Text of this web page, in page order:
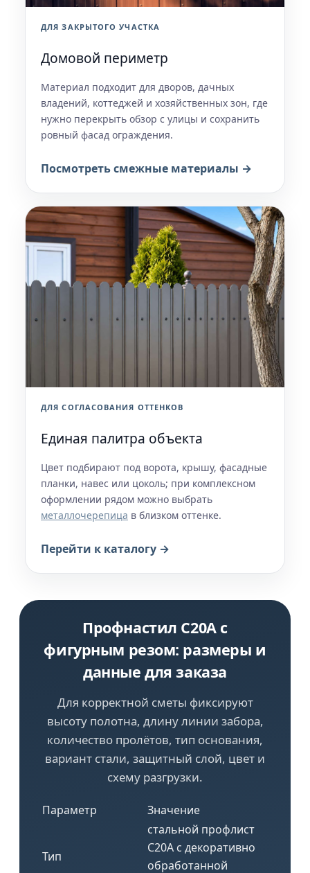
ДЛЯ ЗАКРЫТОГО УЧАСТКА
Домовой периметр
Материал подходит для дворов, дачных
владений, коттеджей и хозяйственных зон, где
нужно перекрыть обзор с улицы и сохранить
ровный фасад ограждения.
Посмотреть смежные материалы →
ДЛЯ СОГЛАСОВАНИЯ ОТТЕНКОВ
Единая палитра объекта
Цвет подбирают под ворота, крышу, фасадные
планки, навес или цоколь; при комплексном
оформлении рядом можно выбрать
металлочерепица в близком оттенке.
Перейти к каталогу →
Профнастил С20A с
фигурным резом: размеры и
данные для заказа
Для корректной сметы фиксируют
высоту полотна, длину линии забора,
количество пролётов, тип основания,
вариант стали, защитный слой, цвет и
схему разгрузки.
Параметр Значение
Тип
стальной профлист
С20A с декоративно
обработанной